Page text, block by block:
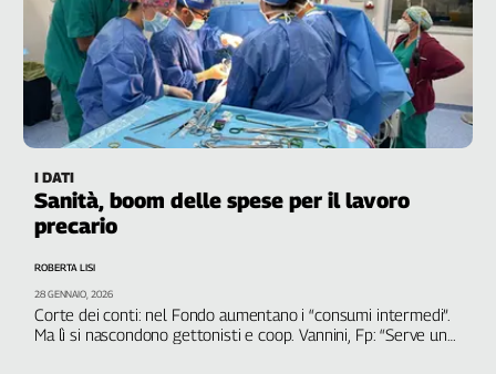
Sardegna
Sicilia
Toscana
Trentino
Umbria
Valle
D'Aosta
Veneto
Archivio
Storico
1955-
2014
I DATI
Sanità, boom delle spese per il lavoro
precario
Corte dei conti: nel Fondo aumentano i “consumi intermedi”.
Ma lì si nascondono gettonisti e coop. Vannini, Fp: “Serve un
ROBERTA LISI
28 GENNAIO, 2026